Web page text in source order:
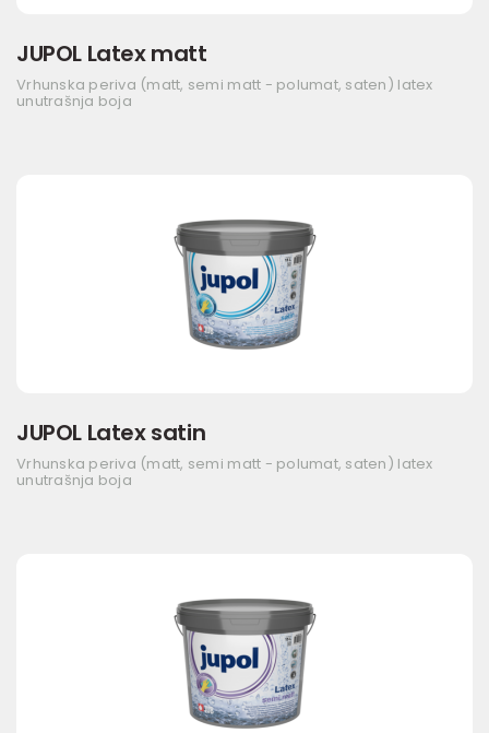
JUPOL Latex matt
Vrhunska periva (matt, semi matt - polumat, saten) latex
unutrašnja boja
JUPOL Latex satin
Vrhunska periva (matt, semi matt - polumat, saten) latex
unutrašnja boja